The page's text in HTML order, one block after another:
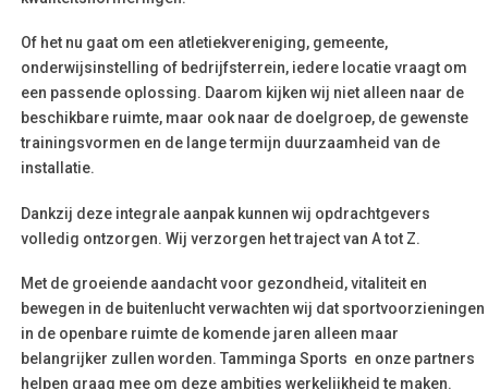
Of het nu gaat om een atletiekvereniging, gemeente,
onderwijsinstelling of bedrijfsterrein, iedere locatie vraagt om
een passende oplossing. Daarom kijken wij niet alleen naar de
beschikbare ruimte, maar ook naar de doelgroep, de gewenste
trainingsvormen en de lange termijn duurzaamheid van de
installatie.
Dankzij deze integrale aanpak kunnen wij opdrachtgevers
volledig ontzorgen. Wij verzorgen het traject van A tot Z.
Met de groeiende aandacht voor gezondheid, vitaliteit en
bewegen in de buitenlucht verwachten wij dat sportvoorzieningen
in de openbare ruimte de komende jaren alleen maar
belangrijker zullen worden. Tamminga Sports en onze partners
helpen graag mee om deze ambities werkelijkheid te maken.